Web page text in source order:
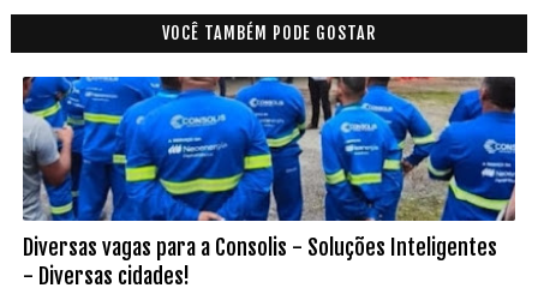
VOCÊ TAMBÉM PODE GOSTAR
Diversas vagas para a Consolis - Soluções Inteligentes
- Diversas cidades!